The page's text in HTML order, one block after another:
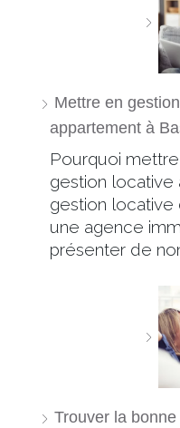
Mettre en
appartement à
Pourquoi
gestion locative
gestion locative
une agence
présenter de
Trouver la